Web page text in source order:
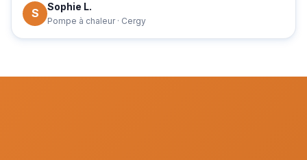
S Sophie L.
Pompe à chaleur · Cergy